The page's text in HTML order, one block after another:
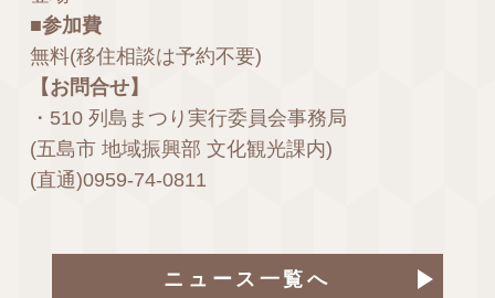
■参加費
無料(移住相談は予約不要)
【お問合せ】
・510 列島まつり実行委員会事務局
(五島市 地域振興部 文化観光課内)
(直通)0959-74-0811
ニュース一覧へ